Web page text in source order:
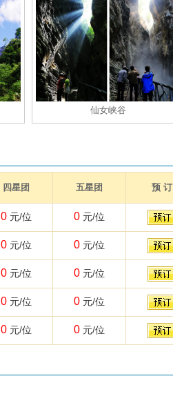
仙女峡谷
四星团 五星团 预 订
0 元/位 0 元/位
0 元/位 0 元/位
0 元/位 0 元/位
0 元/位 0 元/位
0 元/位 0 元/位